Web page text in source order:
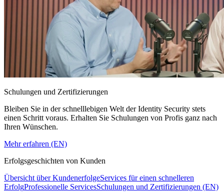
Schulungen und Zertifizierungen
Bleiben Sie in der schnelllebigen Welt der Identity Security stets
einen Schritt voraus. Erhalten Sie Schulungen von Profis ganz nach
Ihren Wünschen.
Mehr erfahren (EN)
Erfolgsgeschichten von Kunden
Übersicht über KundenerfolgeServices für einen schnelleren
ErfolgProfessionelle ServicesSchulungen und Zertifizierungen (EN)